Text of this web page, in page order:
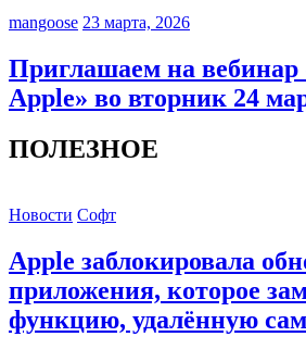
mangoose 23 марта, 2026
Приглашаем на вебинар
Apple» во вторник 24
ПОЛЕЗНОЕ
Новости Софт
Apple заблокировала
приложения, которое
функцию, удалённую